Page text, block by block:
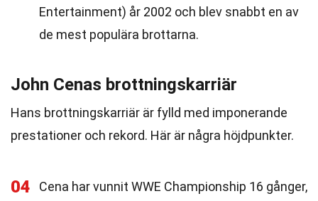
Entertainment) år 2002 och blev snabbt en av
de mest populära brottarna.
John Cenas brottningskarriär
Hans brottningskarriär är fylld med imponerande
prestationer och rekord. Här är några höjdpunkter.
04
Cena har vunnit WWE Championship 16 gånger,